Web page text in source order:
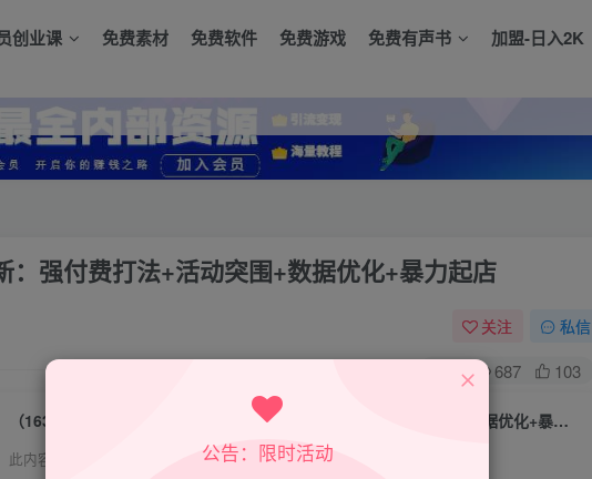
创业课 免费素材 免费软件 免费游戏 免费有声书 加盟-日入2K
：强付费打法+活动突围+数据优化+暴力起店
关注 私信
687 103
（16366期）拼多多高阶运营课-10月更新：强付费打法+活动突围+数据优化+暴力起店
此内容为付费资源，请付费后查看公告：限时活动